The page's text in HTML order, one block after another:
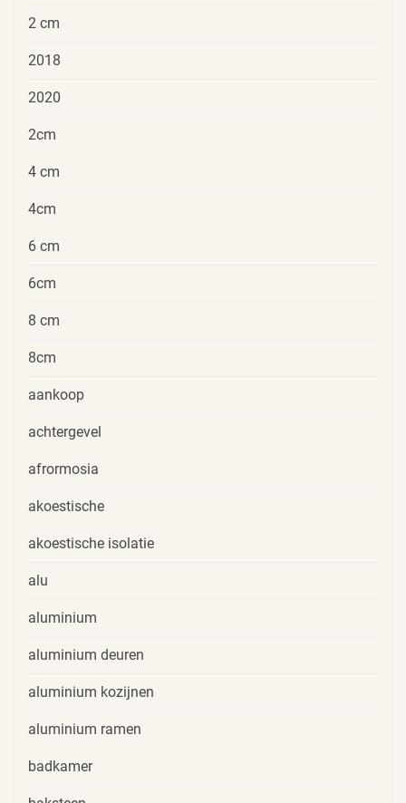
2 cm
2018
2020
2cm
4 cm
4cm
6 cm
6cm
8 cm
8cm
aankoop
achtergevel
afrormosia
akoestische
akoestische isolatie
alu
aluminium
aluminium deuren
aluminium kozijnen
aluminium ramen
badkamer